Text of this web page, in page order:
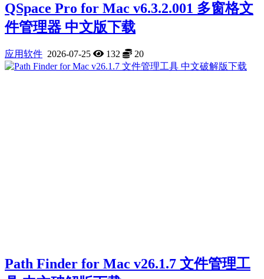
QSpace Pro for Mac v6.3.2.001 多窗格文
件管理器 中文版下载
应用软件 2026-07-25 132 20
Path Finder for Mac v26.1.7 文件管理工